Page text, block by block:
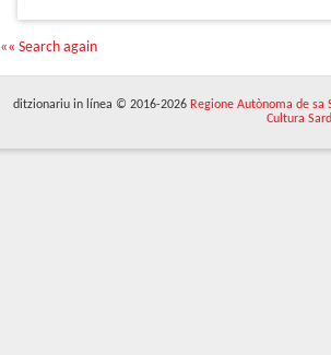
«« Search again
ditzionariu in línea © 2016-2026 Regione Autònoma de sa
Cultura